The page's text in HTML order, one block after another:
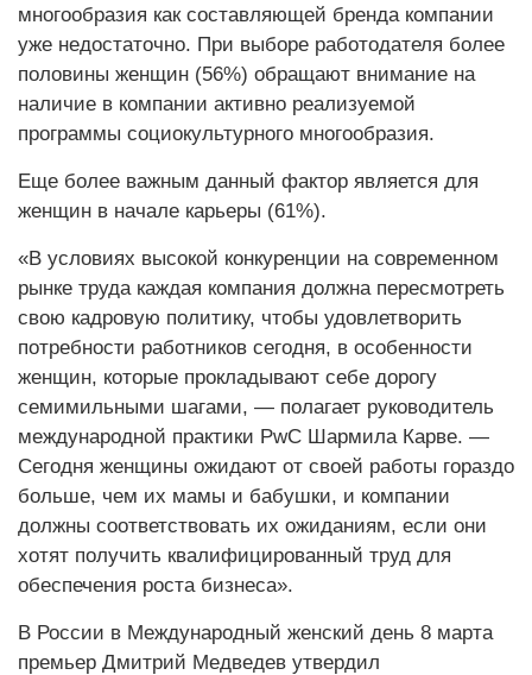
многообразия как составляющей бренда компании
уже недостаточно. При выборе работодателя более
половины женщин (56%) обращают внимание на
наличие в компании активно реализуемой
программы социокультурного многообразия.
Еще более важным данный фактор является для
женщин в начале карьеры (61%).
«В условиях высокой конкуренции на современном
рынке труда каждая компания должна пересмотреть
свою кадровую политику, чтобы удовлетворить
потребности работников сегодня, в особенности
женщин, которые прокладывают себе дорогу
семимильными шагами, — полагает руководитель
международной практики PwC Шармила Карве. —
Сегодня женщины ожидают от своей работы гораздо
больше, чем их мамы и бабушки, и компании
должны соответствовать их ожиданиям, если они
хотят получить квалифицированный труд для
обеспечения роста бизнеса».
В России в Международный женский день 8 марта
премьер Дмитрий Медведев утвердил